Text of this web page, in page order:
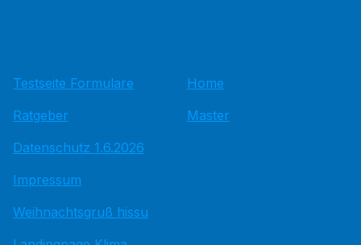
Testseite Formulare
Ratgeber
Datenschutz 1.6.2026
Impressum
Weihnachtsgruß hissu
Home
Master